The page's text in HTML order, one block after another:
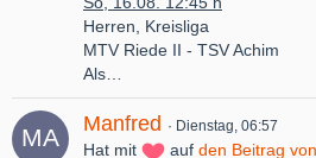
Herren, Kreisliga
MTV Riede II - TSV Achim
Als…
Manfred Dienstag, 06:57
Hat mit auf den Beitrag von